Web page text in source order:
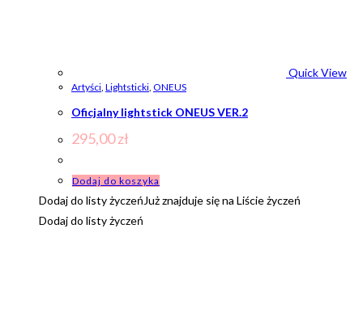
Quick View
Artyści Lightsticki ONEUS
Oficjalny lightstick ONEUS VER.2
295,00zł
Dodaj do koszyka
Dodaj do listy życzeńJuż znajduje się na Liście życzeń
Dodaj do listy życzeń